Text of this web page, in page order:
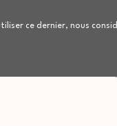
ce dernier, nous